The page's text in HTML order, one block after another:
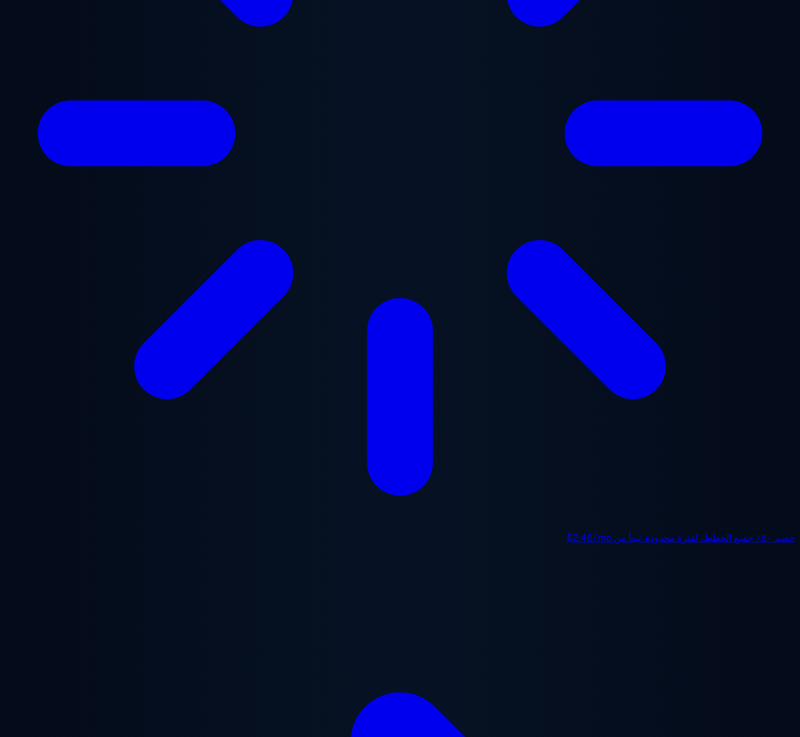
خصم ٥٠٪ جميع الخطط، لفترة محدودة. تبدأ من $2.48/mo